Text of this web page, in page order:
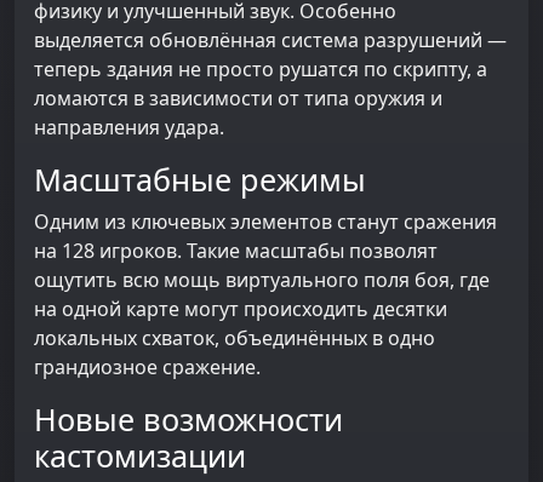
физику и улучшенный звук. Особенно
выделяется обновлённая система разрушений —
теперь здания не просто рушатся по скрипту, а
ломаются в зависимости от типа оружия и
направления удара.
Масштабные режимы
Одним из ключевых элементов станут сражения
на 128 игроков. Такие масштабы позволят
ощутить всю мощь виртуального поля боя, где
на одной карте могут происходить десятки
локальных схваток, объединённых в одно
грандиозное сражение.
Новые возможности
кастомизации